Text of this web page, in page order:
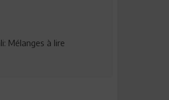
Mélanges à lire